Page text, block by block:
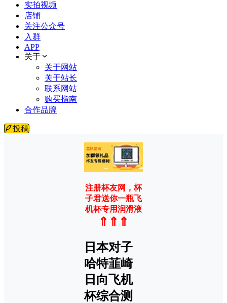
实拍视频
店铺
关注公众号
入群
APP
关于
关于网站
关于站长
联系网站
购买指南
合作品牌
投稿
注册杯友网，杯
子君送你一瓶飞
机杯专用润滑液
⇑⇑⇑
日本对子
哈特韮崎
日向飞机
杯综合测